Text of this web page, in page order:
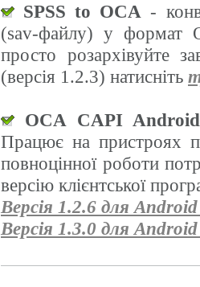
SPSS to OCA -
(sav-файлу) у формат
просто розархівуйте
(версія 1.2.3) натисніть
OCA CAPI Android
Працює на пристроях
повноцінної роботи
версію клієнтської
Версія 1.2.6 для
Версія 1.3.0 для